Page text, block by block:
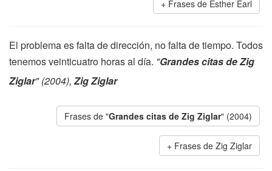
Frases de Esther Earl
El problema es falta de dirección, no falta de tiempo. Todos
tenemos veinticuatro horas al día. "Grandes citas de Zig
Ziglar" (2004), Zig Ziglar
Frases de "Grandes citas de Zig Ziglar" (2004)
Frases de Zig Ziglar